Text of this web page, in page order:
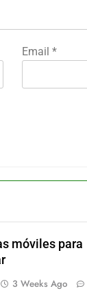
Email *
móviles para
3 Weeks Ago